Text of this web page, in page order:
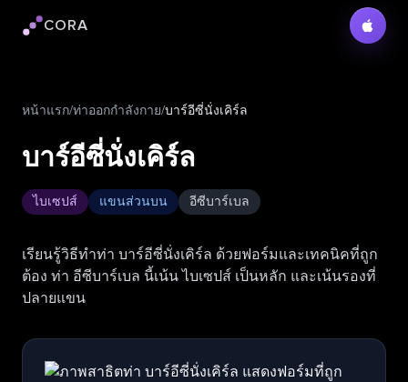
โลโก้ Cora
CORA
หน้าแรก/ท่าออกกำลังกาย/บาร์อีซี่นั่งเคิร์ล
บาร์อีซี่นั่งเคิร์ล
ไบเซปส์ แขนส่วนบน อีซีบาร์เบล
เรียนรู้วิธีทำท่า บาร์อีซี่นั่งเคิร์ล ด้วยฟอร์มและเทคนิคที่ถูก
ต้อง ท่า อีซีบาร์เบล นี้เน้น ไบเซปส์ เป็นหลัก และเน้นรองที่
ปลายแขน